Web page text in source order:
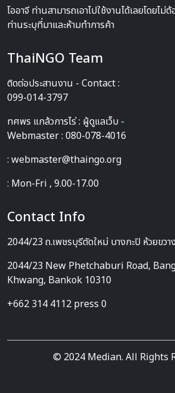
โออาจี ท่านสามารถเอาไปใช้งานได้เลยโดยไ
ท่านระบุที่มาและห้ามทำการค้า
ThaiNGO Team
ติดต่อประสานงาน - Contact :
099-014-3797
ทศพร แกล้วการไร่ : ผู้ดูแลเว็บ -
Webmaster : 080-078-4016
: webmaster@thaingo.org
: Mon-Fri , 9.00-17.00
Contact Info
2044/23 ถ.เพชรบุรีตัดใหม่ บางกะปิ ห้วยขว
2044/23 New Phetchaburi Road,
Khwang, Bankok 10310
+662 314 4112 press 0
© 2024 Median. All Rights